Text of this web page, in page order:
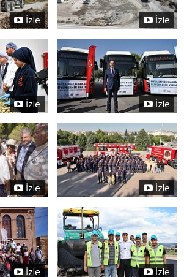
İzle İzle
İzle İzle
İzle İzle
İzle İzle